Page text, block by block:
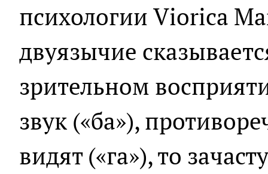
психологии Viorica
двуязычие
зрительном
звук («ба»),
видят («га»), то